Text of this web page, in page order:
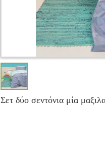
Σετ δύο σεντόνια μία